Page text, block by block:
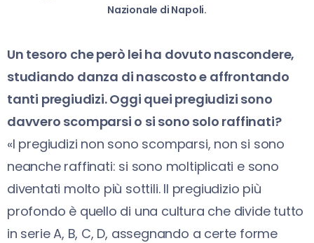
Nazionale di Napoli.
Un tesoro che però lei ha dovuto nascondere,
studiando danza di nascosto e affrontando
tanti pregiudizi. Oggi quei pregiudizi sono
davvero scomparsi o si sono solo raffinati?
«I pregiudizi non sono scomparsi, non si sono
neanche raffinati: si sono moltiplicati e sono
diventati molto più sottili. Il pregiudizio più
profondo è quello di una cultura che divide tutto
in serie A, B, C, D, assegnando a certe forme